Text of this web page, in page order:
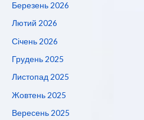
Березень 2026
Лютий 2026
Січень 2026
Грудень 2025
Листопад 2025
Жовтень 2025
Вересень 2025